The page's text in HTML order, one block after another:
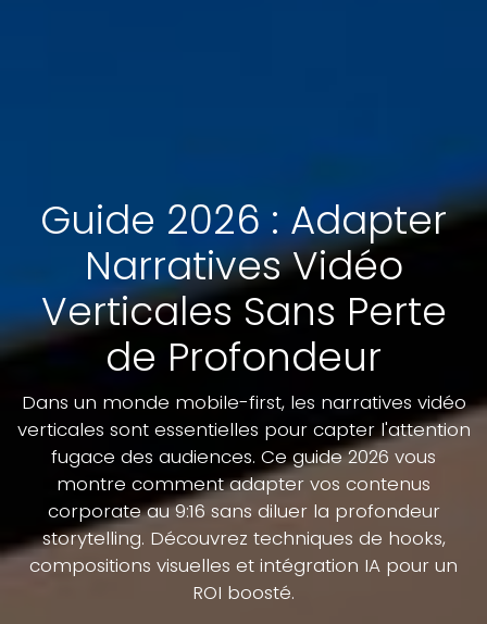
Guide 2026 : Adapter
Narratives Vidéo
Verticales Sans Perte
de Profondeur
Dans un monde mobile-first, les narratives vidéo
verticales sont essentielles pour capter l'attention
fugace des audiences. Ce guide 2026 vous
montre comment adapter vos contenus
corporate au 9:16 sans diluer la profondeur
storytelling. Découvrez techniques de hooks,
compositions visuelles et intégration IA pour un
ROI boosté.